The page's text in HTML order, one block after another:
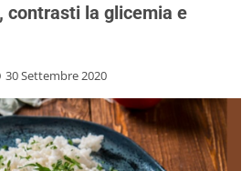
contrasti la glicemia e
30 Settembre 2020